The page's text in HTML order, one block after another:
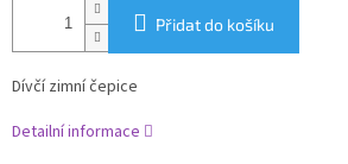
Přidat do košíku
Dívčí zimní čepice
Detailní informace